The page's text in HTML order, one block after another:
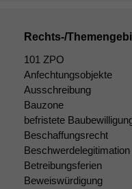
Rechts-/
101 ZPO
Anfechtungsobjekte
Ausschreibung
Bauzone
befristete
Beschaffungsrecht
Beschwerdelegitimation
Betreibungsferien
Beweiswürdigung